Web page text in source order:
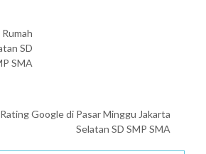
SD
SMA
Google di Pasar Minggu Jakarta
Selatan SD SMP SMA